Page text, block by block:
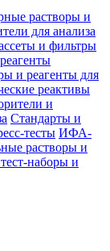
растворы и
для анализа
и фильтры
и реагенты для
реактивы
и
Стандарты и
тесты ИФА-
растворы и
наборы и